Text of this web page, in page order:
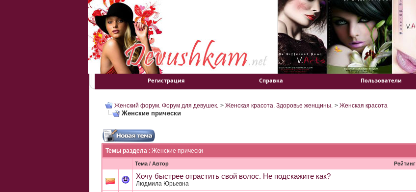
Регистрация Справка Пользователи
Женский форум. Форум для девушек. > Женская красота. Здоровье женщины. > Женская красота
Женские прически
Темы раздела : Женские прически
Рейтинг
Тема / Автор
Хочу быстрее отрастить свой волос. Не подскажите как?
Людмила Юрьевна